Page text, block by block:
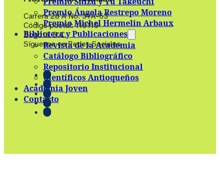
Premio Ángela Restrepo Moreno
Premio Michel Hermelin Arbaux
Biblioteca y Publicaciones
Revista de la Academia
Catálogo Bibliográfico
Repositorio Institucional
Científicos Antioqueños
Academia Joven
Contacto
Carrera 28 A No. 39A-63
Código postal: 110110
Bogotá, D.C.
Síguenos en Redes Sociales